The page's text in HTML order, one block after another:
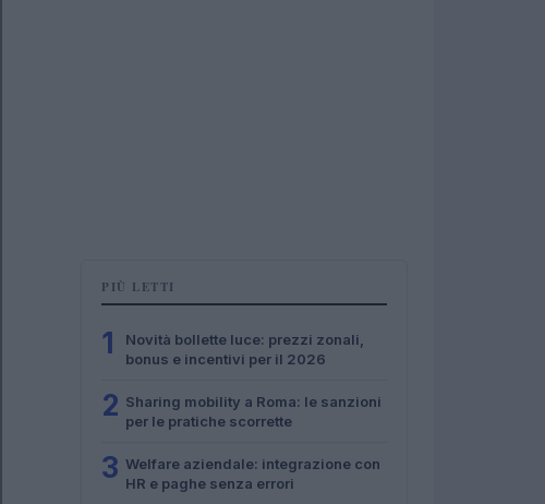
PIÙ LETTI
1
Novità bollette luce: prezzi zonali,
bonus e incentivi per il 2026
2 Sharing mobility a Roma: le sanzioni
per le pratiche scorrette
3 Welfare aziendale: integrazione con
HR e paghe senza errori